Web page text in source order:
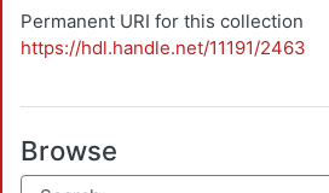
Permanent URI for this collection
https://hdl.handle.net/11191/2463
Browse